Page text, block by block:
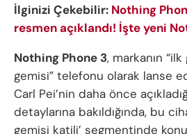
İlginizi Çekebilir: Nothing
resmen açıklandı! İşte yeni
Nothing Phone 3, markanın
gemisi” telefonu olarak lanse
Carl Pei’nin daha önce
detaylarına bakıldığında, bu
gemisi katili’ segmentinde